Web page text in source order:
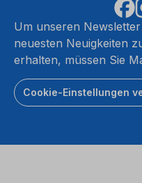
Um unseren
neuesten Neuigkeiten
erhalten, müssen Sie
Cookie-Einstellungen